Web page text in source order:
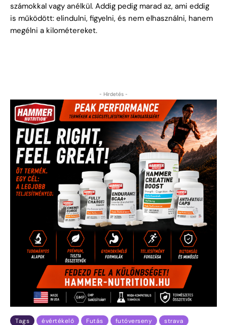
számokkal vagy anélkül. Addig pedig marad az, ami eddig
is működött: elindulni, figyelni, és nem elhasználni, hanem
megélni a kilométereket.
- Hirdetés -
Tags évértékelő Futás futóverseny strava